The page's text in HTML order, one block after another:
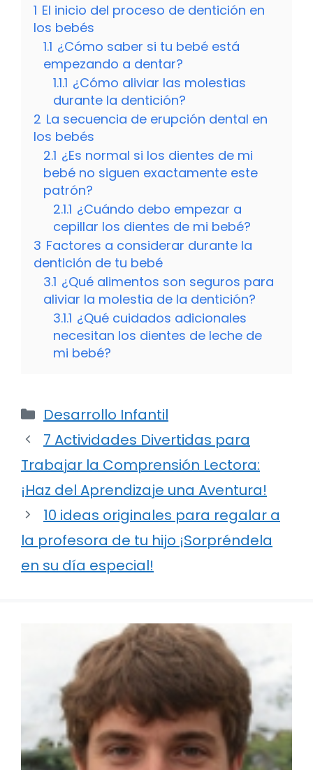
1 El inicio del proceso de dentición en
los bebés
1.1 ¿Cómo saber si tu bebé está
empezando a dentar?
1.1.1 ¿Cómo aliviar las molestias
durante la dentición?
2 La secuencia de erupción dental en
los bebés
2.1 ¿Es normal si los dientes de mi
bebé no siguen exactamente este
patrón?
2.1.1 ¿Cuándo debo empezar a
cepillar los dientes de mi bebé?
3 Factores a considerar durante la
dentición de tu bebé
3.1 ¿Qué alimentos son seguros para
aliviar la molestia de la dentición?
3.1.1 ¿Qué cuidados adicionales
necesitan los dientes de leche de
mi bebé?
Categorías
Desarrollo Infantil
7 Actividades Divertidas para
Trabajar la Comprensión Lectora:
¡Haz del Aprendizaje una Aventura!
10 ideas originales para regalar a
la profesora de tu hijo ¡Sorpréndela
en su día especial!